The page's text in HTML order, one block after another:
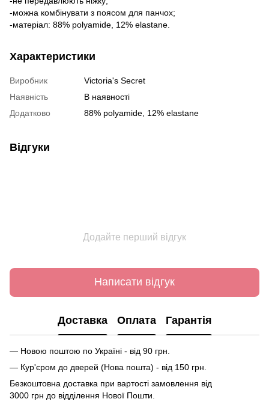
-можна комбінувати з поясом для панчох;
-матеріал: 88% polyamide, 12% elastane.
Характеристики
Виробник
Victoria's Secret
Наявність
В наявності
Додатково
88% polyamide, 12% elastane
Відгуки
Додайте перший відгук
Написати відгук
Доставка Оплата Гарантія
— Новою поштою по Україні - від 90 грн.
— Кур'єром до дверей (Нова пошта) - від 150 грн.
Безкоштовна доставка при вартості замовлення від
3000 грн до відділення Нової Пошти.